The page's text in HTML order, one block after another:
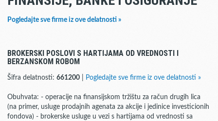
Pogledajte sve firme iz ove delatnosti »
BROKERSKI POSLOVI S HARTIJAMA OD VREDNOSTI I
BERZANSKOM ROBOM
Šifra delatnosti: 661200 Pogledajte sve firme iz ove delatnosti »
Obuhvata: - operacije na finansijskom tržištu za račun drugih lica
(na primer, usluge prodajnih agenata za akcije i jedinice investicionih
fondova) - brokerske usluge u vezi s hartijama od vrednosti sa